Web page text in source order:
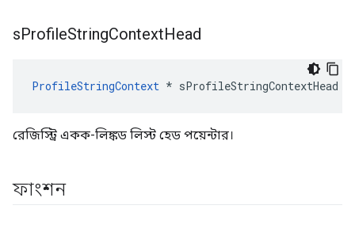
sProfileStringContextHead
ProfileStringContext * sProfileStringContextHead
রেজিস্ট্রি একক-লিঙ্কড লিস্ট হেড পয়েন্টার।
ফাংশন